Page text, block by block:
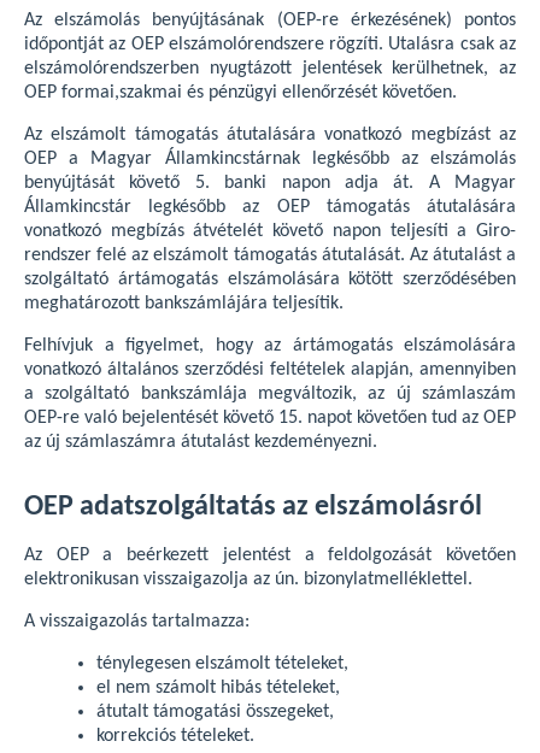
Az elszámolás benyújtásának (OEP-re érkezésének) pontos
időpontját az OEP elszámolórendszere rögzíti. Utalásra csak az
elszámolórendszerben nyugtázott jelentések kerülhetnek, az
OEP formai,szakmai és pénzügyi ellenőrzését követően.
Az elszámolt támogatás átutalására vonatkozó megbízást az
OEP a Magyar Államkincstárnak legkésőbb az elszámolás
benyújtását követő 5. banki napon adja át. A Magyar
Államkincstár legkésőbb az OEP támogatás átutalására
vonatkozó megbízás átvételét követő napon teljesíti a Giro-
rendszer felé az elszámolt támogatás átutalását. Az átutalást a
szolgáltató ártámogatás elszámolására kötött szerződésében
meghatározott bankszámlájára teljesítik.
Felhívjuk a figyelmet, hogy az ártámogatás elszámolására
vonatkozó általános szerződési feltételek alapján, amennyiben
a szolgáltató bankszámlája megváltozik, az új számlaszám
OEP-re való bejelentését követő 15. napot követően tud az OEP
az új számlaszámra átutalást kezdeményezni.
OEP adatszolgáltatás az elszámolásról
Az OEP a beérkezett jelentést a feldolgozását követően
elektronikusan visszaigazolja az ún. bizonylatmelléklettel.
A visszaigazolás tartalmazza:
ténylegesen elszámolt tételeket,
el nem számolt hibás tételeket,
átutalt támogatási összegeket,
korrekciós tételeket.